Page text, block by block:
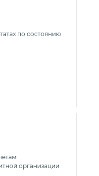
по состоянию
организации